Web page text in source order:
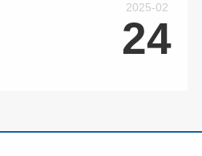
2025-02
24